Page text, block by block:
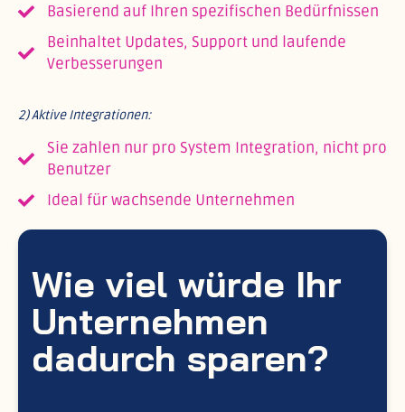
Wie viel würde Ihr
Unternehmen
dadurch sparen?
Basierend auf Ihren spezifischen Bedürfnissen
Beinhaltet Updates, Support und laufende
Verbesserungen
2) Aktive Integrationen:
Sie zahlen nur pro System Integration, nicht pro
Benutzer
Ideal für wachsende Unternehmen